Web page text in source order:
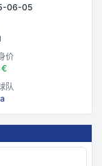
06-05
价
€
队